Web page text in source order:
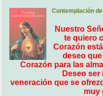
Contemplación
Nuestro
te quiero
Corazón
deseo
Corazón para las
Deseo
veneración que se
muy